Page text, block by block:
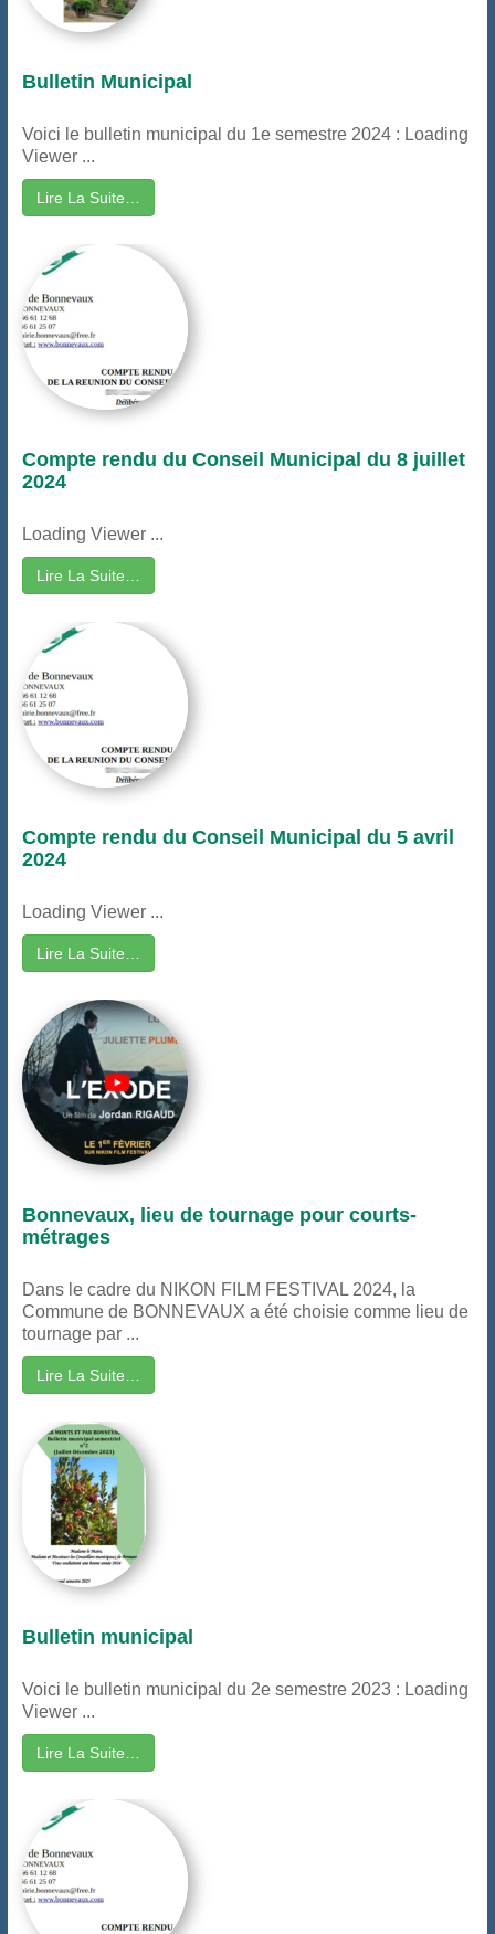
Bulletin Municipal
Voici le bulletin municipal du 1e semestre 2024 : Loading
Viewer ...
Lire La Suite…
Compte rendu du Conseil Municipal du 8 juillet
2024
Loading Viewer ...
Lire La Suite…
Compte rendu du Conseil Municipal du 5 avril
2024
Loading Viewer ...
Lire La Suite…
Bonnevaux, lieu de tournage pour courts-
métrages
Dans le cadre du NIKON FILM FESTIVAL 2024, la
Commune de BONNEVAUX a été choisie comme lieu de
tournage par ...
Lire La Suite…
Bulletin municipal
Voici le bulletin municipal du 2e semestre 2023 : Loading
Viewer ...
Lire La Suite…